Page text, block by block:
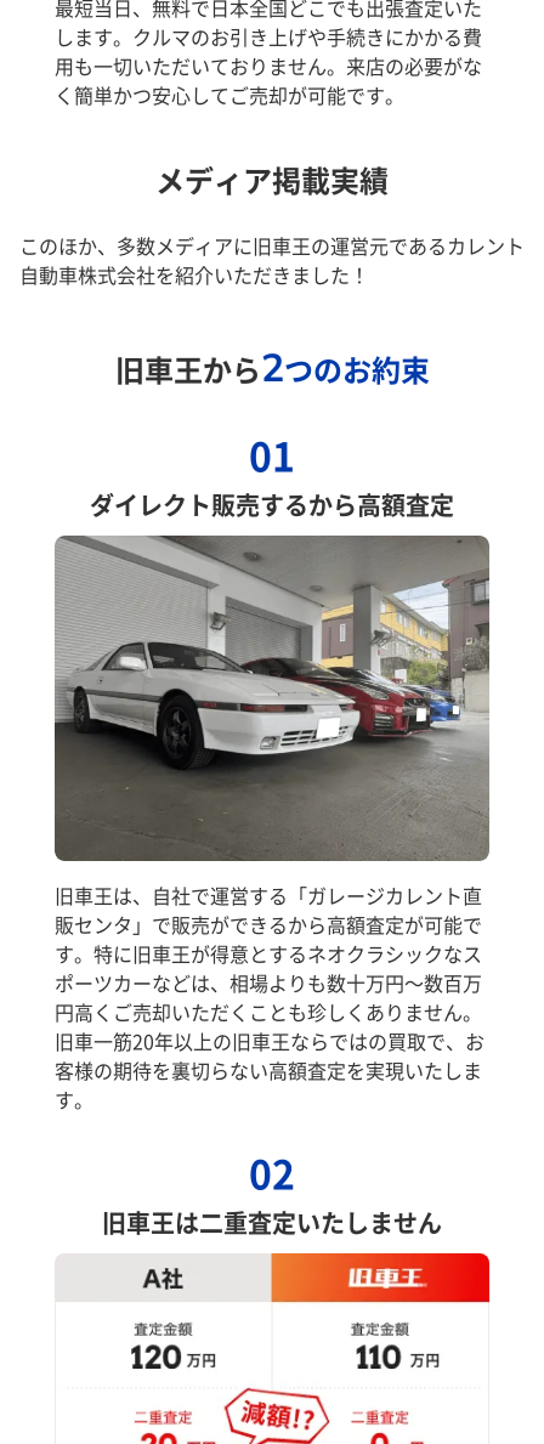
最短当日、無料で日本全国どこでも出張査定いた
します。クルマのお引き上げや手続きにかかる費
用も一切いただいておりません。来店の必要がな
く簡単かつ安心してご売却が可能です。
メディア掲載実績
このほか、多数メディアに旧車王の運営元であるカレント
自動車株式会社を紹介いただきました！
旧車王から2つのお約束
01
ダイレクト販売するから高額査定
旧車王は、自社で運営する「ガレージカレント直
販センタ」で販売ができるから高額査定が可能で
す。特に旧車王が得意とするネオクラシックなス
ポーツカーなどは、相場よりも数十万円～数百万
円高くご売却いただくことも珍しくありません。
旧車一筋20年以上の旧車王ならではの買取で、お
客様の期待を裏切らない高額査定を実現いたしま
す。
02
旧車王は二重査定いたしません